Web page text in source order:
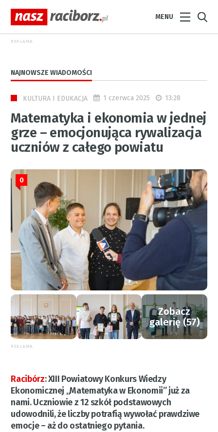
MENU
REKLAMA
NAJNOWSZE WIADOMOŚCI
KULTURA I EDUKACJA 1 czerwca 2025 13:28
Matematyka i ekonomia w jednej
grze – emocjonująca rywalizacja
uczniów z całego powiatu
0
Zobacz
galerię (57)
REKLAMA
Racibórz:XIII Powiatowy Konkurs Wiedzy
Ekonomicznej „Matematyka w Ekonomii” już za
nami. Uczniowie z 12 szkół podstawowych
udowodnili, że liczby potrafią wywołać prawdziwe
emocje – aż do ostatniego pytania.